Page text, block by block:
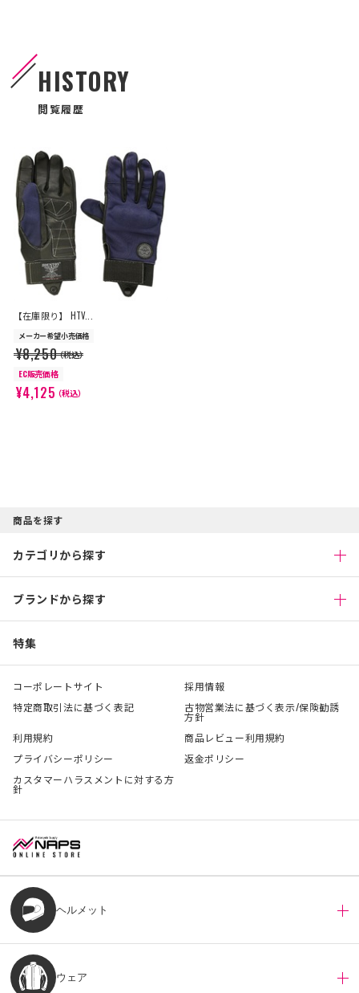
HISTORY
閲覧履歴
【在庫限り】 HTV...
メーカー希望小売価格
¥8,250（税込）
EC販売価格
¥4,125（税込）
商品を探す
カテゴリから探す
ブランドから探す
特集
コーポレートサイト
採用情報
特定商取引法に基づく表記
古物営業法に基づく表示/保険勧誘
方針
利用規約
商品レビュー利用規約
プライバシーポリシー
返金ポリシー
カスタマーハラスメントに対する方
針
ヘルメット
ウェア